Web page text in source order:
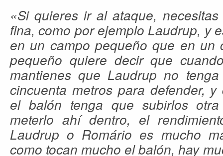
«Si quieres ir al ataque,
fina, como por ejemplo Laudrup, y
en un campo pequeño que en un
pequeño quiere decir que
mantienes que Laudrup no
cincuenta metros para defender,
el balón tenga que subirlos
meterlo ahí dentro, el
Laudrup o Romário es mucho
como tocan mucho el balón, hay